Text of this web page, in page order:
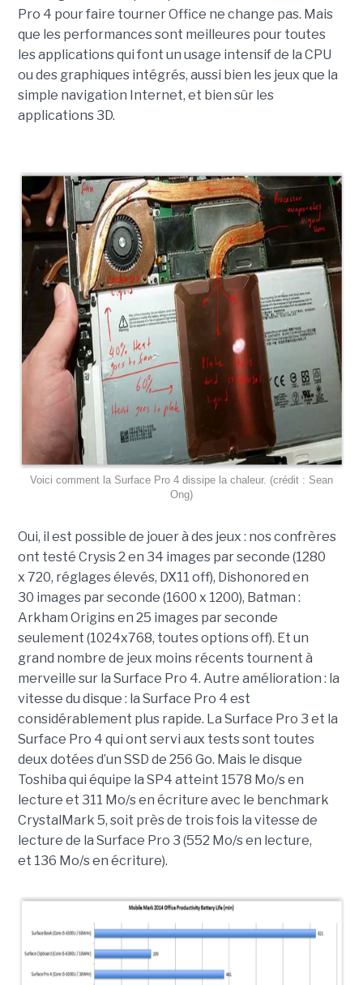
Pro 4 pour faire tourner Office ne change pas. Mais
que les performances sont meilleures pour toutes
les applications qui font un usage intensif de la CPU
ou des graphiques intégrés, aussi bien les jeux que la
simple navigation Internet, et bien sûr les
applications 3D.
Voici comment la Surface Pro 4 dissipe la chaleur. (crédit : Sean
Ong)
Oui, il est possible de jouer à des jeux : nos confrères
ont testé Crysis 2 en 34 images par seconde (1280
x 720, réglages élevés, DX11 off), Dishonored en
30 images par seconde (1600 x 1200), Batman :
Arkham Origins en 25 images par seconde
seulement (1024x768, toutes options off). Et un
grand nombre de jeux moins récents tournent à
merveille sur la Surface Pro 4. Autre amélioration : la
vitesse du disque : la Surface Pro 4 est
considérablement plus rapide. La Surface Pro 3 et la
Surface Pro 4 qui ont servi aux tests sont toutes
deux dotées d’un SSD de 256 Go. Mais le disque
Toshiba qui équipe la SP4 atteint 1578 Mo/s en
lecture et 311 Mo/s en écriture avec le benchmark
CrystalMark 5, soit près de trois fois la vitesse de
lecture de la Surface Pro 3 (552 Mo/s en lecture,
et 136 Mo/s en écriture).